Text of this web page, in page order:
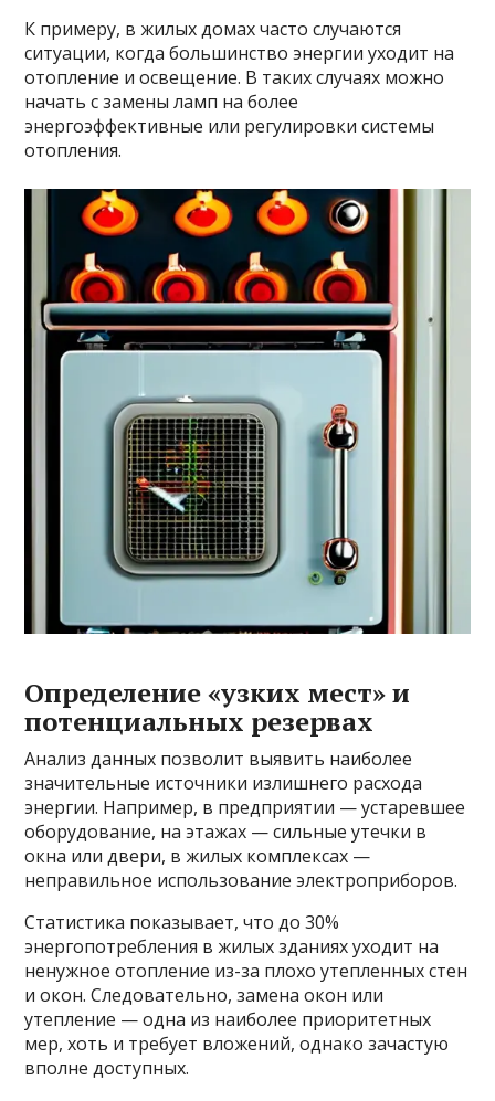
К примеру, в жилых домах часто случаются
ситуации, когда большинство энергии уходит на
отопление и освещение. В таких случаях можно
начать с замены ламп на более
энергоэффективные или регулировки системы
отопления.
Определение «узких мест» и
потенциальных резервах
Анализ данных позволит выявить наиболее
значительные источники излишнего расхода
энергии. Например, в предприятии — устаревшее
оборудование, на этажах — сильные утечки в
окна или двери, в жилых комплексах —
неправильное использование электроприборов.
Статистика показывает, что до 30%
энергопотребления в жилых зданиях уходит на
ненужное отопление из-за плохо утепленных стен
и окон. Следовательно, замена окон или
утепление — одна из наиболее приоритетных
мер, хоть и требует вложений, однако зачастую
вполне доступных.